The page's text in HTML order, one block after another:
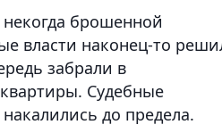
некогда брошенной
власти наконец-то
забрали в
Судебные
до предела.